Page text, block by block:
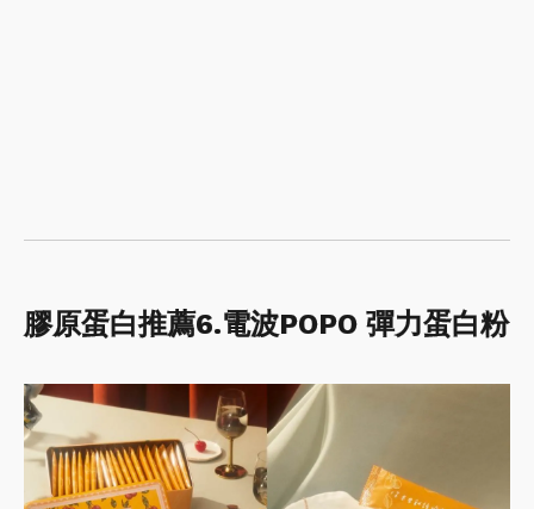
膠原蛋白推薦6.電波POPO 彈力蛋白粉